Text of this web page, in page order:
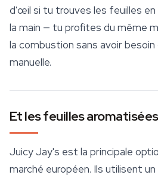
d'œil si tu trouves les feuilles en
la main — tu profites du même
la combustion sans avoir
manuelle.
Et les feuilles
Juicy Jay's est la principale
marché européen. Ils utilisent